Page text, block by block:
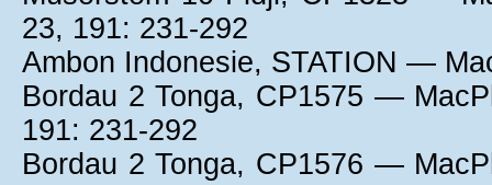
23, 191: 231-292
Ambon Indonesie, STATION —
Bordau 2 Tonga, CP1575 —
191: 231-292
Bordau 2 Tonga, CP1576 —